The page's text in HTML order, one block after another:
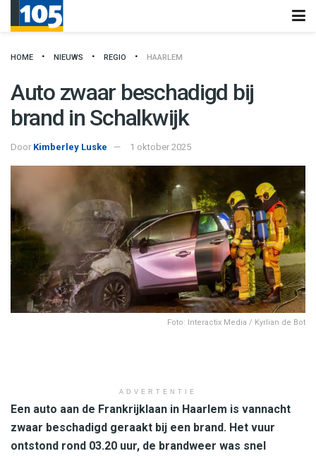
HOME NIEUWS REGIO HAARLEM
Auto zwaar beschadigd bij
brand in Schalkwijk
Door Kimberley Luske 1 oktober 2025
Foto: Interactix Media / Kyrlian de Bot
ADVERTENTIE
Een auto aan de Frankrijklaan in Haarlem is vannacht
zwaar beschadigd geraakt bij een brand. Het vuur
ontstond rond 03.20 uur, de brandweer was snel